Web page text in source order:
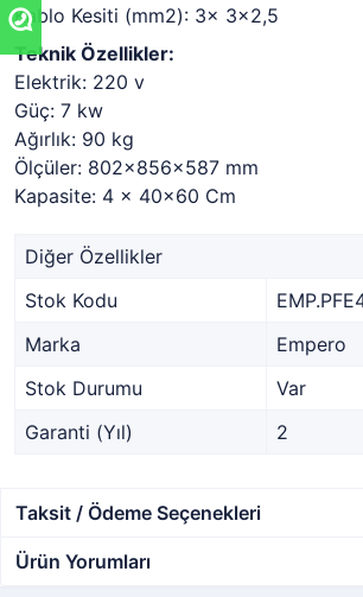
Kablo Kesiti (mm2): 3x 3x2,5
Teknik Özellikler:
Elektrik: 220 v
Güç: 7 kw
Ağırlık: 90 kg
Ölçüler: 802x856x587 mm
Kapasite: 4 x 40x60 Cm
Diğer Özellikler
Stok Kodu
Marka
Empero
Stok Durumu
Var
Garanti (Yıl)
2
Taksit / Ödeme Seçenekleri
Ürün Yorumları